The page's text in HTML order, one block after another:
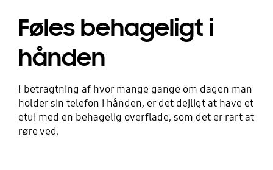
Føles behageligt i
hånden
I betragtning af hvor mange gange om dagen man
holder sin telefon i hånden, er det dejligt at have et
etui med en behagelig overflade, som det er rart at
røre ved.